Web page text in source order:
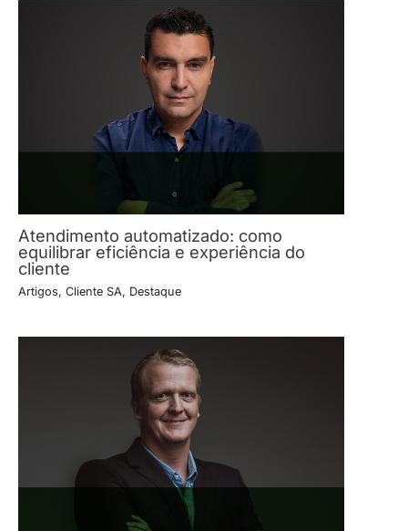
Atendimento automatizado: como
equilibrar eficiência e experiência do
cliente
Artigos, Cliente SA, Destaque